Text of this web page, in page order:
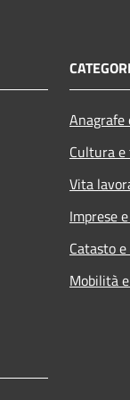
Cultura
Vita
Imprese
Catasto
Mobilità